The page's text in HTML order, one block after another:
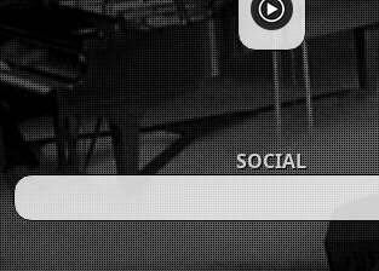
SOCIAL